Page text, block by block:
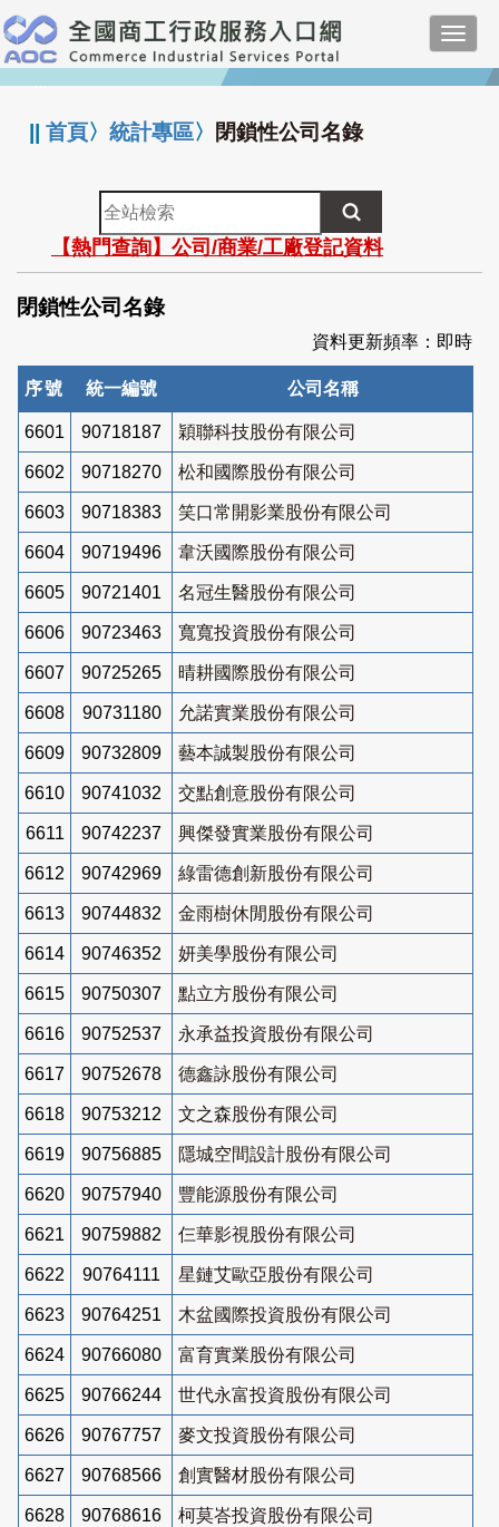
跳
到
主
要
:::
||首頁〉統計專區〉 閉鎖性公司名錄
全
站
檢
索
【熱門查詢】公司/商業/工廠登記資料
閉鎖性公司名錄
資料更新頻率：即時
序號 統一編號 公司名稱
6601 90718187 穎聯科技股份有限公司
6602 90718270 松和國際股份有限公司
6603 90718383 笑口常開影業股份有限公司
6604 90719496 韋沃國際股份有限公司
6605 90721401 名冠生醫股份有限公司
6606 90723463 寬寬投資股份有限公司
6607 90725265 晴耕國際股份有限公司
6608 90731180 允諾實業股份有限公司
6609 90732809 藝本誠製股份有限公司
6610 90741032 交點創意股份有限公司
6611 90742237 興傑發實業股份有限公司
6612 90742969 綠雷德創新股份有限公司
6613 90744832 金雨樹休閒股份有限公司
6614 90746352 妍美學股份有限公司
6615 90750307 點立方股份有限公司
6616 90752537 永承益投資股份有限公司
6617 90752678 德鑫詠股份有限公司
6618 90753212 文之森股份有限公司
6619 90756885 隱城空間設計股份有限公司
6620 90757940 豐能源股份有限公司
6621 90759882 仨華影視股份有限公司
6622 90764111 星鏈艾歐亞股份有限公司
6623 90764251 木盆國際投資股份有限公司
6624 90766080 富育實業股份有限公司
6625 90766244 世代永富投資股份有限公司
6626 90767757 麥文投資股份有限公司
6627 90768566 創實醫材股份有限公司
6628 90768616 柯莫峇投資股份有限公司